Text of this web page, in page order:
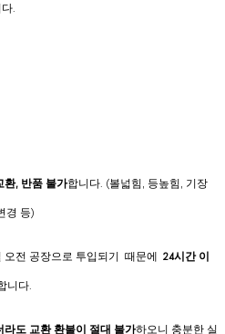
.
환, 반품 불가합니다. (볼넓힘, 등높힘, 기장
경 등)
오전 공장으로 투입되기 때문에 24시간 이
니다.
도 교환 환불이 절대 불가하오니 충분한 실